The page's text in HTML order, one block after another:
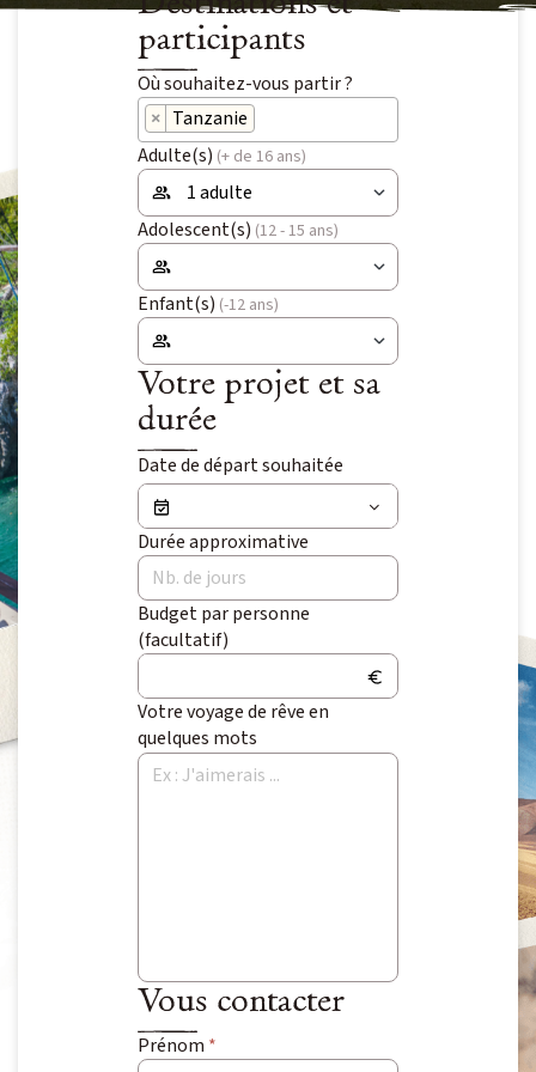
Niveau 4 à 5 / Itinérance
Voyage signature
Voyage d’auteur
Exploration
Peuples du Monde
Fêtes & Festivals
Rencontre et Immersion
Vie sauvage
Voyages du Vivant
Voyage Photo
Photo Peuples du Monde
Photo Paysage & Nature
Photo animalière
Au fil de l'eau
Croisière Aventure
Ski & Pulka
participants
Où souhaitez-vous partir ?
× Tanzanie
Adulte(s) (+ de 16 ans)
Adolescent(s) (12 - 15 ans)
Enfant(s) (-12 ans)
Votre projet et sa
durée
Date de départ souhaitée
Durée approximative
Budget par personne
(facultatif)
Votre voyage de rêve en
quelques mots
Vous contacter
Prénom *